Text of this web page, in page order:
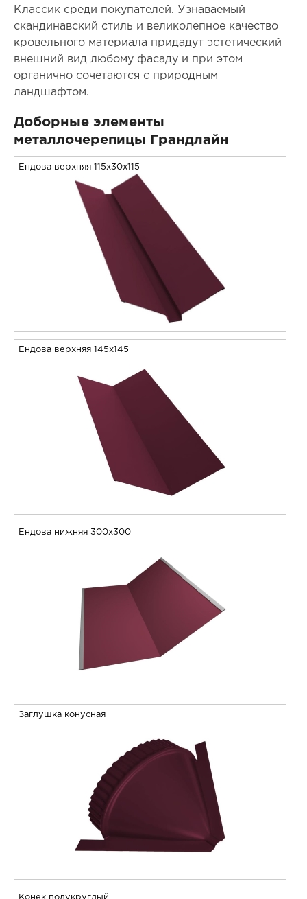
Классик среди покупателей. Узнаваемый
скандинавский стиль и великолепное качество
кровельного материала придадут эстетический
внешний вид любому фасаду и при этом
органично сочетаются с природным
ландшафтом.
Доборные элементы
металлочерепицы Грандлайн
Ендова верхняя 115x30x115
Ендова верхняя 145х145
Ендова нижняя 300х300
Заглушка конусная